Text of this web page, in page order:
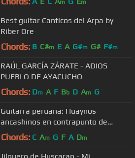
m m
Best guitar Canticos del Arpa by
Riber Ore
Chords: B C#m E A G#m G# F#m
RAÚL GARCÍA ZÁRATE - ADIOS
PUEBLO DE AYACUCHO
Chords: Dm A F Bb D Am G
Guitarra peruana: Huaynos
ancashinos en contrapunto de
guitarras- Hugo Manrique y Raúl
Chords: C Am G F A Dm